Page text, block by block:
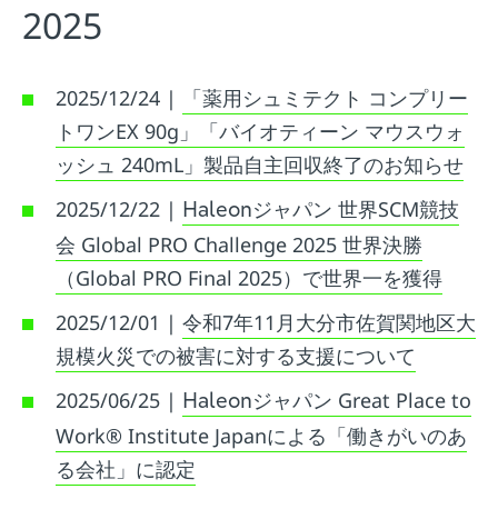
2025
2025/12/24 |
「薬用シュミテクト コンプリー
トワンEX 90g」「バイオティーン マウスウォ
ッシュ 240mL」製品自主回収終了のお知らせ
2025/12/22 |
Haleonジャパン 世界SCM競技
会 Global PRO Challenge 2025 世界決勝
（Global PRO Final 2025）で世界一を獲得
2025/12/01 | 令和7年11月大分市佐賀関地区大
規模火災での被害に対する支援について
2025/06/25 |
Haleonジャパン Great Place to
Work® Institute Japanによる「働きがいのあ
る会社」に認定